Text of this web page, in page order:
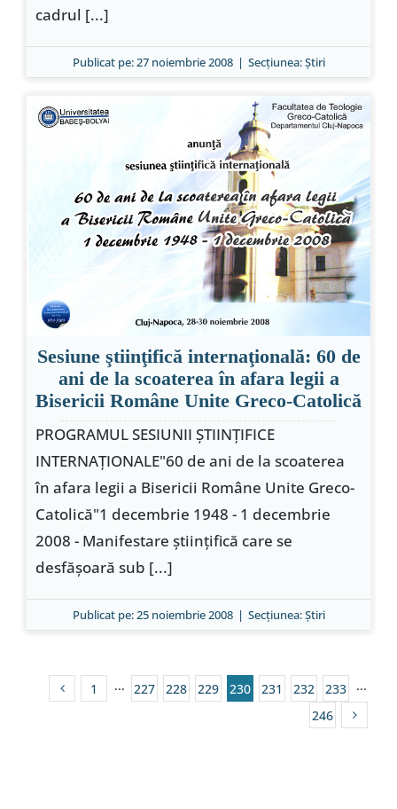
cadrul [...]
Publicat pe: 27 noiembrie 2008 | Secțiunea:Ştiri
Sesiune ştiinţifică internaţională: 60 de
ani de la scoaterea în afara legii a
Bisericii Române Unite Greco-Catolică
PROGRAMUL SESIUNII ŞTIINŢIFICE
INTERNAŢIONALE"60 de ani de la scoaterea
în afara legii a Bisericii Române Unite Greco-
Catolică"1 decembrie 1948 - 1 decembrie
2008 - Manifestare ştiinţifică care se
desfăşoară sub [...]
Publicat pe: 25 noiembrie 2008 | Secțiunea:Ştiri
1 ··· 227 228 229 230 231 232 233
···
246